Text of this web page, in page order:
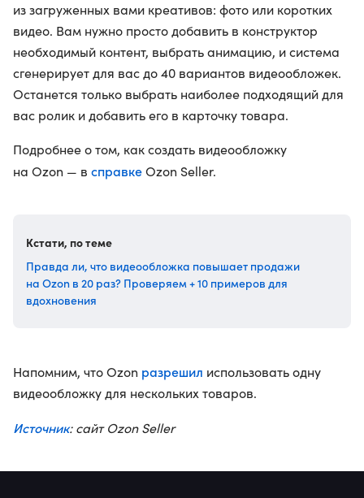
из загруженных вами креативов: фото или коротких
видео. Вам нужно просто добавить в конструктор
необходимый контент, выбрать анимацию, и система
сгенерирует для вас до 40 вариантов видеообложек.
Останется только выбрать наиболее подходящий для
вас ролик и добавить его в карточку товара.
Подробнее о том, как создать видеообложку
на Ozon — в справкеOzon Seller.
Кстати, по теме
Правда ли, что видеообложка повышает продажи
на Ozon в 20 раз? Проверяем + 10 примеров для
вдохновения
Напомним, что Ozon разрешил использовать одну
видеообложку для нескольких товаров.
Источник: сайт Ozon Seller